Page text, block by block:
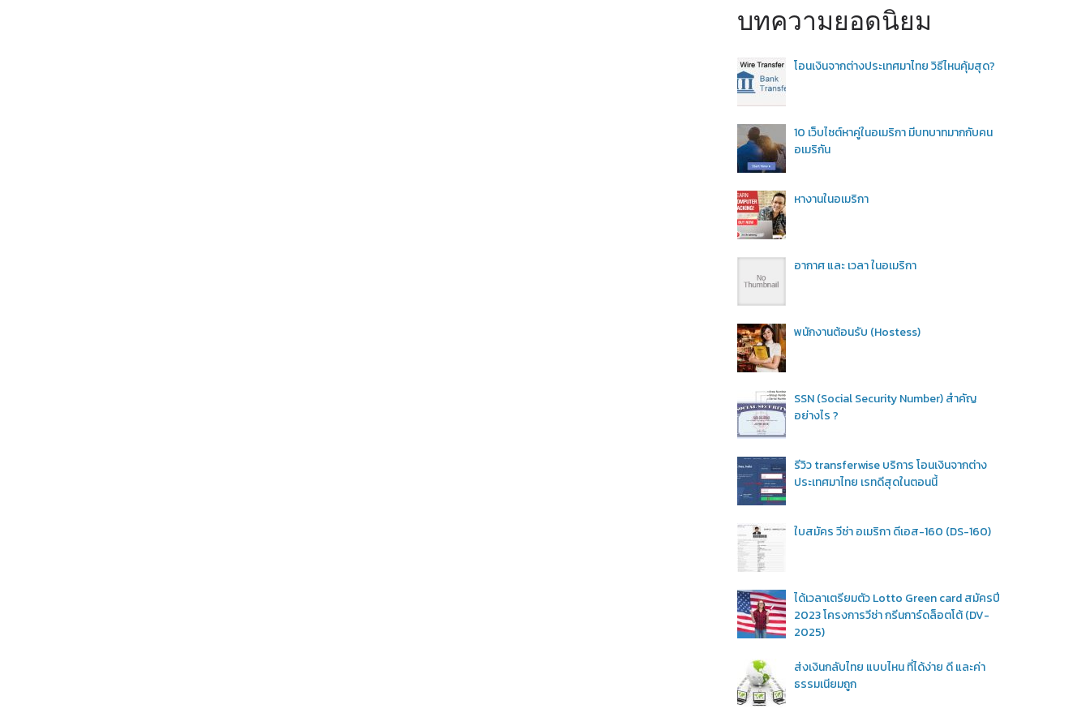
บทความยอดนิยม
โอนเงินจากต่างประเทศมาไทย วิธีไหนคุ้มสุด?
10 เว็บไซต์หาคู่ในอเมริกา มีบทบาทมากกับคน
อเมริกัน
หางานในอเมริกา
อากาศ และ เวลา ในอเมริกา
พนักงานต้อนรับ (Hostess)
SSN (Social Security Number) สำคัญ
อย่างไร ?
รีวิว transferwise บริการ โอนเงินจากต่าง
ประเทศมาไทย เรทดีสุดในตอนนี้
ใบสมัคร วีซ่า อเมริกา ดีเอส-160 (DS-160)
ได้เวลาเตรียมตัว Lotto Green card สมัครปี
2023 โครงการวีซ่า กรีนการ์ดล็อตโต้ (DV-
2025)
ส่งเงินกลับไทย แบบไหน ที่ได้ง่าย ดี และค่า
ธรรมเนียมถูก